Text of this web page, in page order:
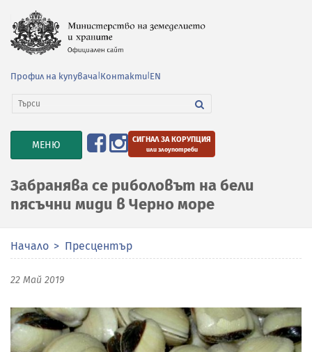
Профил на купувача Контакти EN
TOGGLE
NAVIGATION
МЕНЮ СИГНАЛ ЗА КОРУПЦИЯ
или злоупотреби
Забранява се риболовът на бели
пясъчни миди в Черно море
Начало Пресцентър
22 Май 2019